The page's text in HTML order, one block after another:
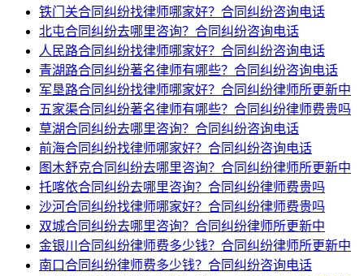
铁门关合同纠纷找律师哪家好？合同纠纷咨询电话
北屯合同纠纷去哪里咨询？合同纠纷咨询电话
人民路合同纠纷找律师哪家好？合同纠纷咨询电话
青湖路合同纠纷著名律师有哪些？合同纠纷咨询电话
军垦路合同纠纷找律师哪家好？合同纠纷律师所更新中
五家渠合同纠纷著名律师有哪些？合同纠纷律师费贵吗
草湖合同纠纷去哪里咨询？合同纠纷咨询电话
前海合同纠纷找律师哪家好？合同纠纷咨询电话
图木舒克合同纠纷去哪里咨询？合同纠纷律师所更新中
托喀依合同纠纷去哪里咨询？合同纠纷律师费贵吗
沙河合同纠纷找律师哪家好？合同纠纷律师费贵吗
双城合同纠纷去哪里咨询？合同纠纷律师所更新中
金银川合同纠纷律师费多少钱？合同纠纷律师所更新中
南口合同纠纷律师费多少钱？合同纠纷咨询电话